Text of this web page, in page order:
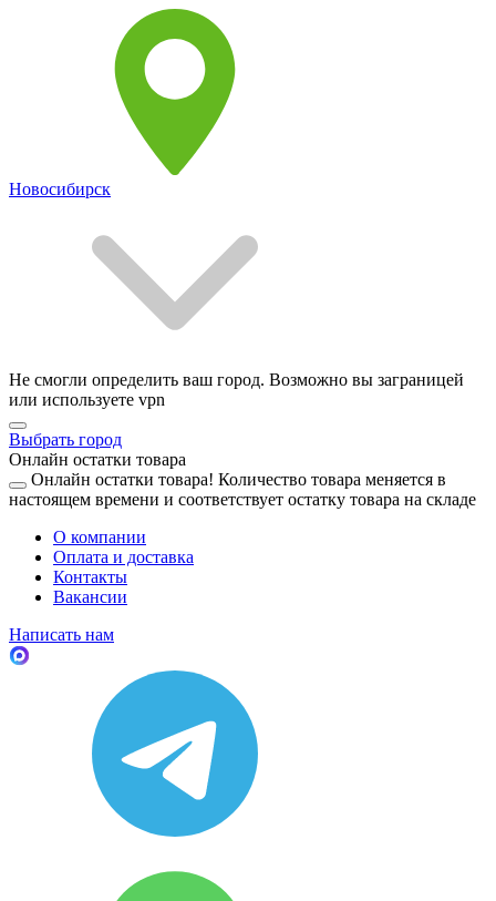
Новосибирск
Не смогли определить ваш город. Возможно вы заграницей
или используете vpn
Выбрать город
Онлайн остатки товара
Онлайн остатки товара! Количество товара меняется в
настоящем времени и соответствует остатку товара на складе
О компании
Оплата и доставка
Контакты
Вакансии
Написать нам